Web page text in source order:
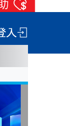
聯絡我們